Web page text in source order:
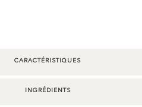
CARACTÉRISTIQUES
INGRÉDIENTS